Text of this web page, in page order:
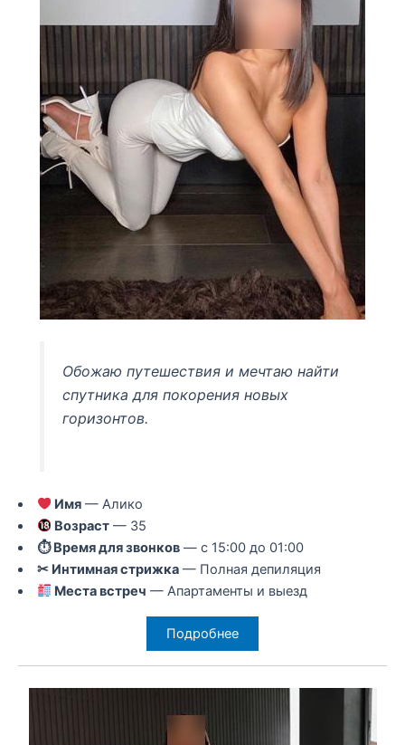
Обожаю путешествия и мечтаю найти
спутника для покорения новых
горизонтов.
Имя — Алико
Возраст — 35
⏱ Время для звонков— с 15:00 до 01:00
✂ Интимная стрижка— Полная депиляция
Места встреч — Апартаменты и выезд
Подробнее